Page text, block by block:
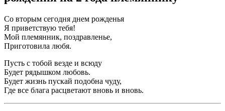
Со вторым сегодня днем рожденья
Я приветствую тебя!
Мой племянник, поздравленье,
Приготовила любя.
Пусть с тобой везде и всюду
Будет рядышком любовь.
Будет жизнь пускай подобна чуду,
Где все блага расцветают вновь и вновь.